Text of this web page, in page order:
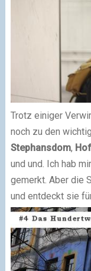
Trotz einiger
noch zu den
Stephansdom,
und und. Ich hab
gemerkt. Aber die
und entdeckt sie